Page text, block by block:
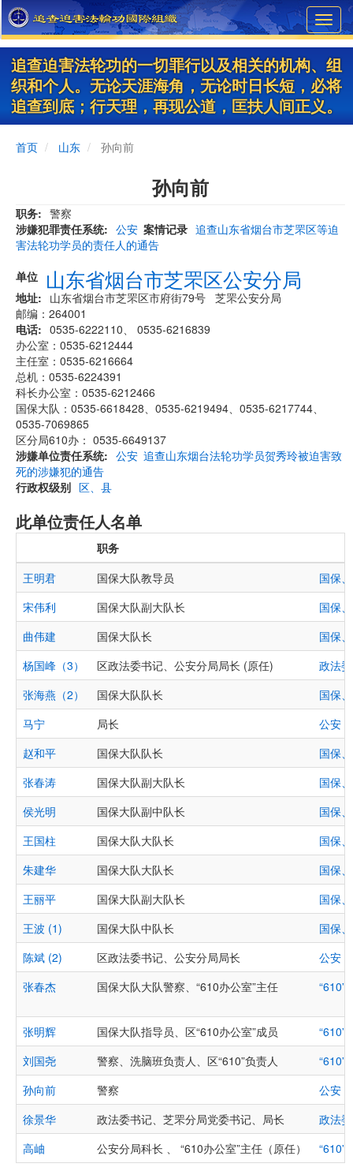
Skip
to
main
content
追查迫害法轮功的一切罪行以及相关的机构、组
织和个人。无论天涯海角，无论时日长短，必将
追查到底；行天理，再现公道，匡扶人间正义。
首页 山东 孙向前
孙向前
职务
警察
涉嫌犯罪责任系统
公安 案情记录 追查山东省烟台市芝罘区等迫
害法轮功学员的责任人的通告
单位 山东省烟台市芝罘区公安分局
地址
山东省烟台市芝罘区市府街79号 芝罘公安分局
邮编：264001
电话
0535-6222110、 0535-6216839
办公室：0535-6212444
主任室：0535-6216664
总机：0535-6224391
科长办公室：0535-6212466
国保大队：0535-6618428、0535-6219494、0535-6217744、
0535-7069865
区分局610办： 0535-6649137
涉嫌单位责任系统
公安 追查山东烟台法轮功学员贺秀玲被迫害致
死的涉嫌犯的通告
行政权级别 区、县
此单位责任人名单
职务
王明君
国保大队教导员
国保
宋伟利
国保大队副大队长
国保
曲伟建
国保大队长
国保
杨国峰（3）
区政法委书记、公安分局局长 (原任)
政法
张海燕（2）
国保大队队长
国保
马宁
局长
公安
赵和平
国保大队队长
国保
张春涛
国保大队副大队长
国保
侯光明
国保大队副中队长
国保
王国柱
国保大队大队长
国保
朱建华
国保大队大队长
国保
王丽平
国保大队副大队长
国保
王波 (1)
国保大队中队长
国保
陈斌 (2)
区政法委书记、公安分局局长
公安
张春杰
国保大队大队警察、“610办公室”主任 “610”
张明辉 国保大队指导员、区“610办公室”成员
“610”
刘国尧
警察、洗脑班负责人、区“610”负责人
“610”
孙向前
警察
公安
徐景华
政法委书记、芝罘分局党委书记、局长
政法
高岫
公安分局科长 、 “610办公室”主任（原任） “610”